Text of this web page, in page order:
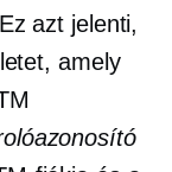
azt jelenti,
amely